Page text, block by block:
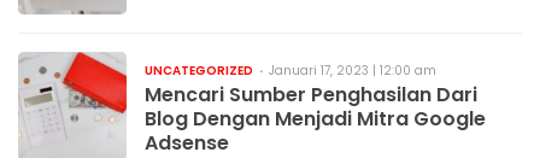
UNCATEGORIZED Januari 17, 2023 | 12:00 am
Mencari Sumber Penghasilan Dari
Blog Dengan Menjadi Mitra Google
Adsense